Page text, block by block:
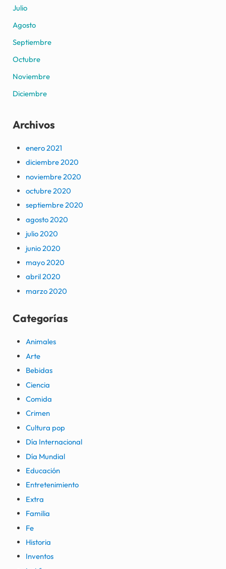
Julio
Agosto
Septiembre
Octubre
Noviembre
Diciembre
Archivos
enero 2021
diciembre 2020
noviembre 2020
octubre 2020
septiembre 2020
agosto 2020
julio 2020
junio 2020
mayo 2020
abril 2020
marzo 2020
Categorías
Animales
Arte
Bebidas
Ciencia
Comida
Crimen
Cultura pop
Día Internacional
Día Mundial
Educación
Entretenimiento
Extra
Familia
Fe
Historia
Inventos